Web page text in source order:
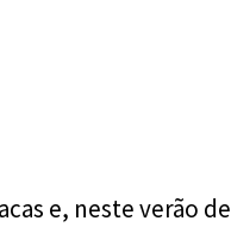
e, neste verão de